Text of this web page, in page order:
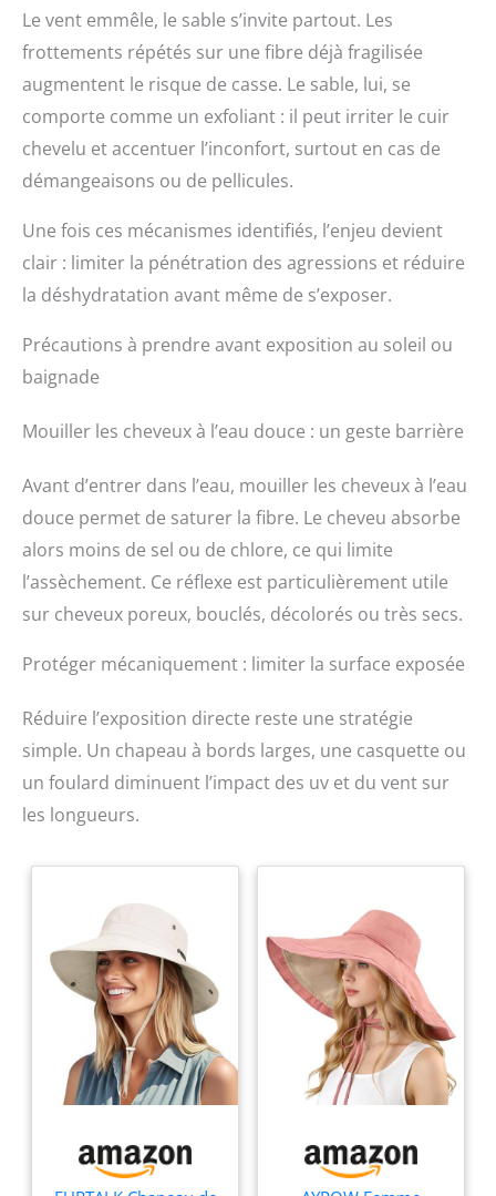
Le vent emmêle, le sable s’invite partout. Les
frottements répétés sur une fibre déjà fragilisée
augmentent le risque de casse. Le sable, lui, se
comporte comme un exfoliant : il peut irriter le cuir
chevelu et accentuer l’inconfort, surtout en cas de
démangeaisons ou de pellicules.
Une fois ces mécanismes identifiés, l’enjeu devient
clair : limiter la pénétration des agressions et réduire
la déshydratation avant même de s’exposer.
Précautions à prendre avant exposition au soleil ou
baignade
Mouiller les cheveux à l’eau douce : un geste barrière
Avant d’entrer dans l’eau, mouiller les cheveux à l’eau
douce permet de saturer la fibre. Le cheveu absorbe
alors moins de sel ou de chlore, ce qui limite
l’assèchement. Ce réflexe est particulièrement utile
sur cheveux poreux, bouclés, décolorés ou très secs.
Protéger mécaniquement : limiter la surface exposée
Réduire l’exposition directe reste une stratégie
simple. Un chapeau à bords larges, une casquette ou
un foulard diminuent l’impact des uv et du vent sur
les longueurs.